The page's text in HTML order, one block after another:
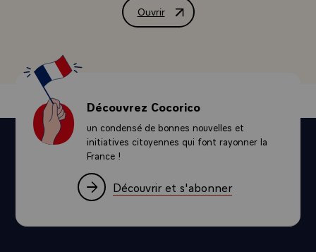
Ouvrir
Message de M. François Mitterrand,
Découvrez Cocorico
un condensé de bonnes nouvelles et
initiatives citoyennes qui font rayonner la
France !
Découvrir et s'abonner